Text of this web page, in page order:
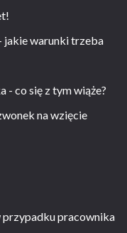
jakie warunki trzeba
- co się z tym wiąże?
na wzięcie
przypadku pracownika